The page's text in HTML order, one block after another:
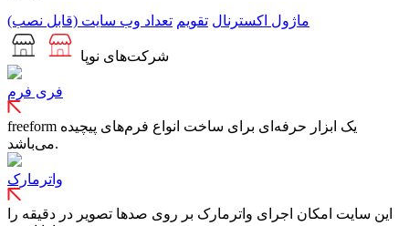
ماژول اکسترنال تقویم تعداد وب سایت (قابل نصب)
شرکت‌های نوپا
فری فرم
freeform یک ابزار حرفه‌ای برای ساخت انواع فرم‌های پیچیده
می‌باشد.
واترمارک
این سایت امکان اجرای واترمارک بر روی صدها تصویر در دقیقه را